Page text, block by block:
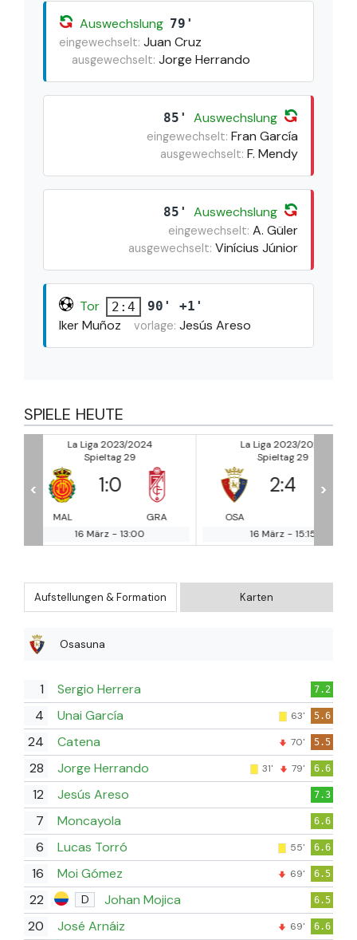
Auswechslung 79'
eingewechselt: Juan Cruz
ausgewechselt: Jorge Herrando
85' Auswechslung
eingewechselt: Fran García
ausgewechselt: F. Mendy
85' Auswechslung
eingewechselt: A. Güler
ausgewechselt: Vinícius Júnior
Tor 2:4 90' +1'
Iker Muñoz vorlage: Jesús Areso
SPIELE HEUTE
La Liga 2023/2024
Spieltag 29
OSA
2
16 März - 15:15
La Liga 2023/2024
Spieltag 29
1
16 März - 17:30
< >
Aufstellungen & Formation Karten
Osasuna
1 Sergio Herrera 7.2
4 Unai García 63' 5.6
24 Catena 70' 5.5
28 Jorge Herrando 31' 79' 6.6
12 Jesús Areso 7.3
7 Moncayola 6.6
6 Lucas Torró 55' 6.6
16 Moi Gómez 69' 6.5
22 D Johan Mojica 6.5
20 José Arnáiz 69' 6.6